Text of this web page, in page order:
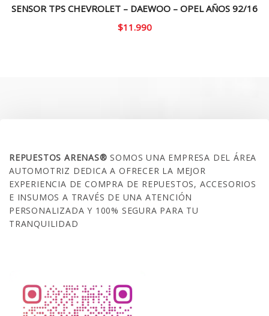
SENSOR TPS CHEVROLET – DAEWOO – OPEL AÑOS 92/16
$11.990
REPUESTOS ARENAS®SOMOS UNA EMPRESA DEL ÁREA
AUTOMOTRIZ DEDICA A OFRECER LA MEJOR
EXPERIENCIA DE COMPRA DE REPUESTOS, ACCESORIOS
E INSUMOS A TRAVÉS DE UNA ATENCIÓN
PERSONALIZADA Y 100% SEGURA PARA TU
TRANQUILIDAD